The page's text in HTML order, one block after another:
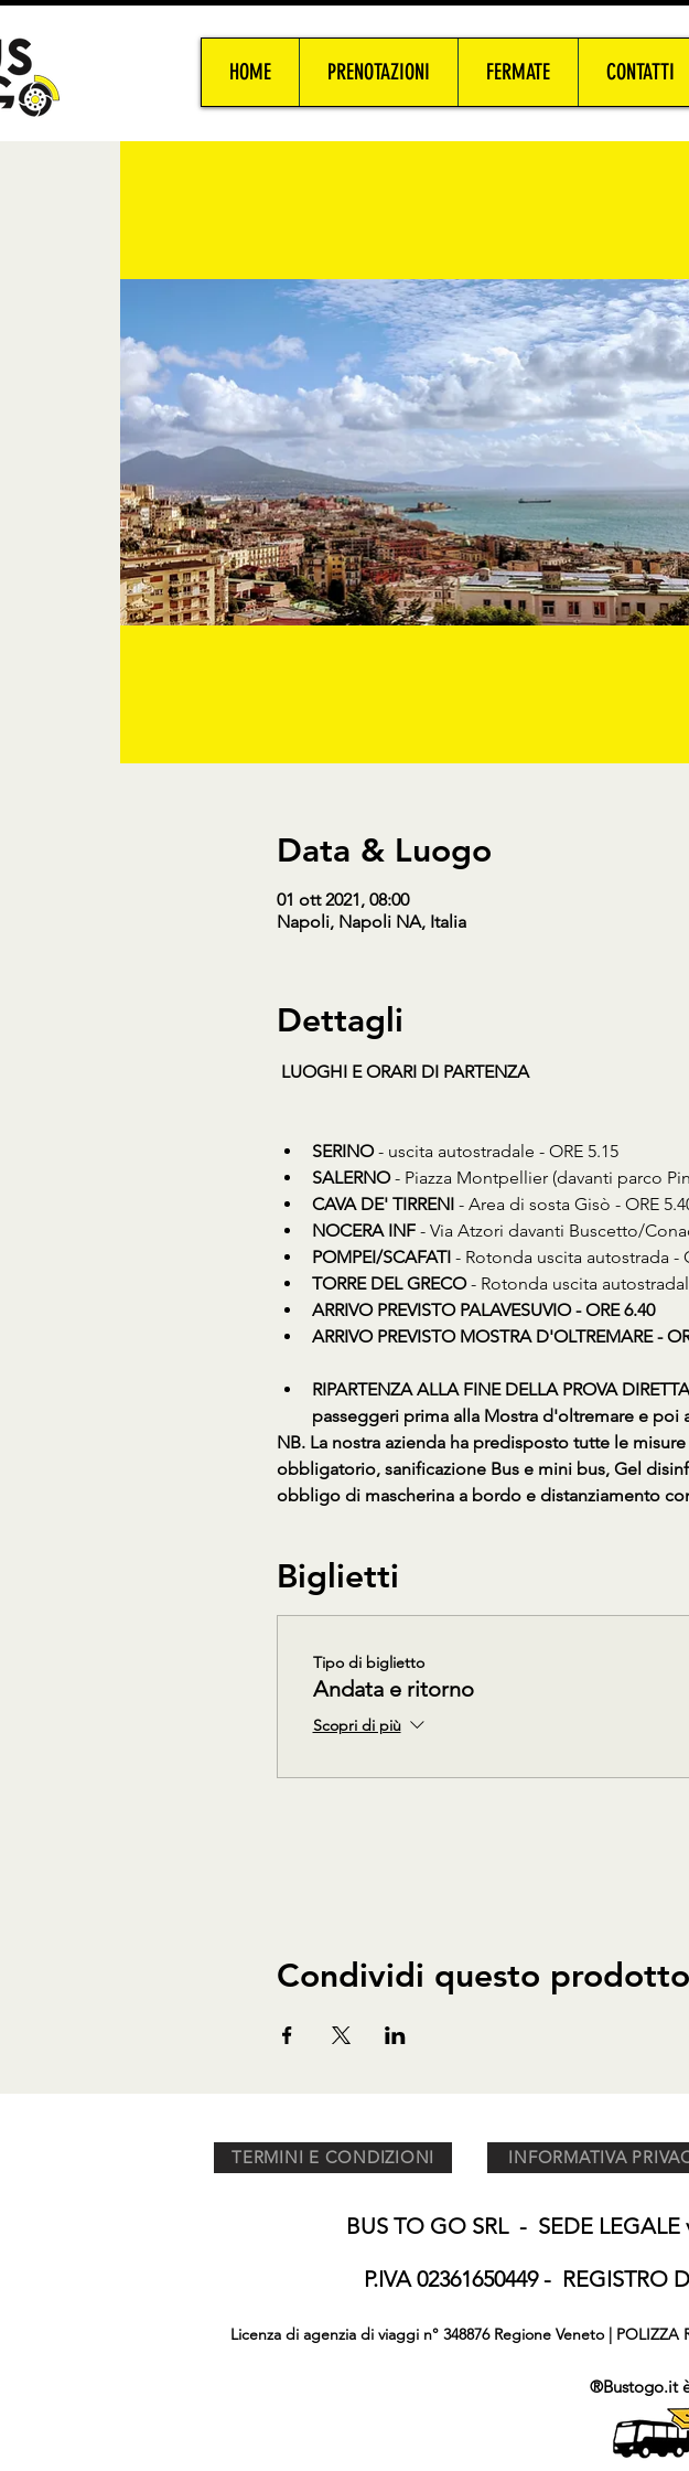
HOME PRENOTAZIONI FERMATE CONTATTI
Data & Luogo
01 ott 2021, 08:00
Napoli, Napoli NA, Italia
Dettagli
LUOGHI E ORARI DI PARTENZA
SERINO - uscita autostradale - ORE 5.15
SALERNO - Piazza Montpellier (davanti parco
CAVA DE' TIRRENI - Area di sosta Gisò - ORE
NOCERA INF - Via Atzori davanti Buscetto/
POMPEI/SCAFATI - Rotonda uscita autostrada -
TORRE DEL GRECO - Rotonda uscita
ARRIVO PREVISTO PALAVESUVIO - ORE 6.40
ARRIVO PREVISTO MOSTRA D'OLTREMARE -
RIPARTENZA ALLA FINE DELLA PROVA
passeggeri prima alla Mostra d'oltremare e poi
​NB. La nostra azienda ha predisposto tutte le
obbligatorio, sanificazione Bus e mini bus, Gel
obbligo di mascherina a bordo e distanziamento
Biglietti
Tipo di biglietto
Andata e ritorno
Scopri di più
Condividi questo prodotto
TERMINI E CONDIZIONI INFORMATIVA
BUS TO GO SRL - SEDE
P.IVA 02361650449 - REGISTRO
Licenza di agenzia di viaggi n° 348876 Regione Veneto |
®Bustogo.it